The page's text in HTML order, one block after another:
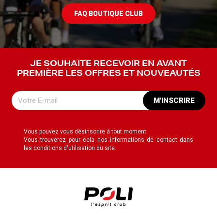
FAQ BOUTIQUE CLUB
JE SOUHAITE RECEVOIR EN AVANT
PREMIÈRE LES OFFRES ET NOUVEAUTÉS
M'INSCRIRE
Vous pouvez vous désinscrire à tout moment.
Vous trouverez pour cela nos informations de contact dans
les conditions d'utilisation du site.